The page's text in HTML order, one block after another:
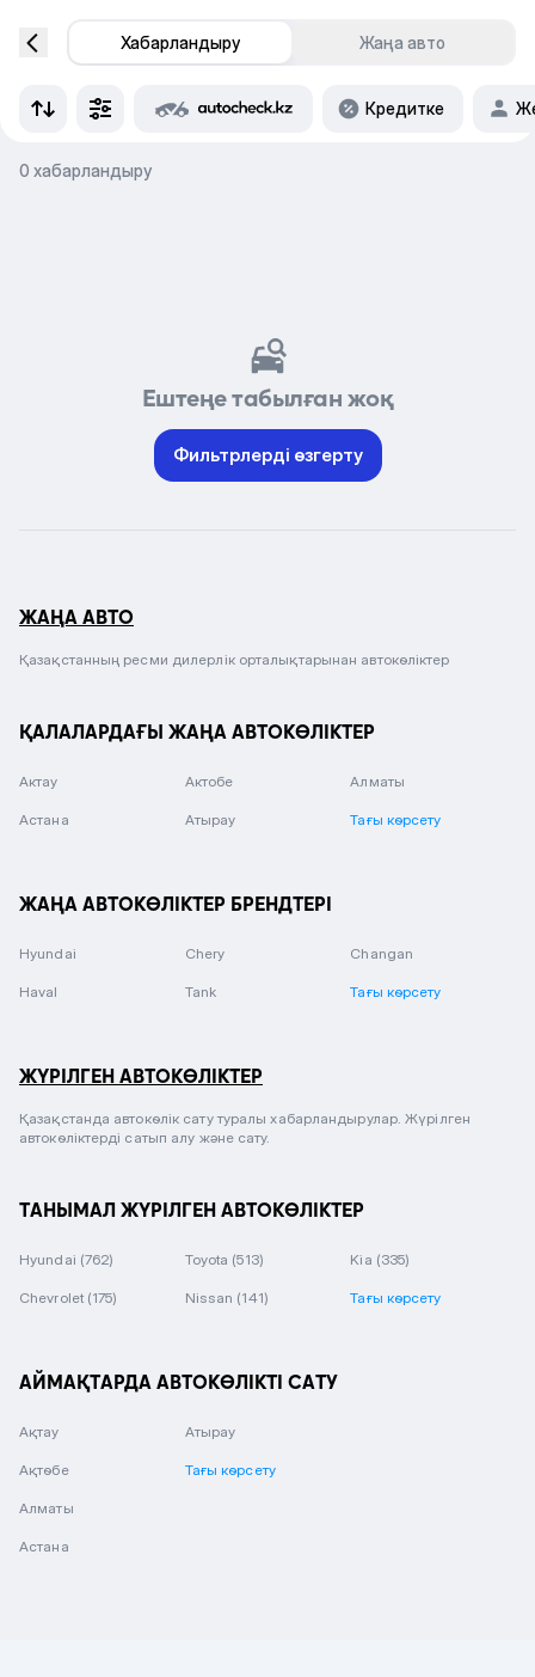
Хабарландыру Жаңа авто
Кредитке
0 хабарландыру
Ештеңе табылған жоқ
Фильтрлерді өзгерту
ЖАҢА АВТО
Қазақстанның ресми дилерлік орталықтарынан автокөліктер
ҚАЛАЛАРДАҒЫ ЖАҢА АВТОКӨЛІКТЕР
Актау Актобе Алматы
Астана Атырау Тағы көрсету
ЖАҢА АВТОКӨЛІКТЕР БРЕНДТЕРІ
Hyundai Chery Changan
Haval Tank Тағы көрсету
ЖҮРІЛГЕН АВТОКӨЛІКТЕР
Қазақстанда автокөлік сату туралы хабарландырулар. Жүрілген
автокөліктерді сатып алу және сату.
ТАНЫМАЛ ЖҮРІЛГЕН АВТОКӨЛІКТЕР
Hyundai (762) Toyota (513) Kia (335)
Chevrolet (175) Nissan (141) Тағы көрсету
АЙМАҚТАРДА АВТОКӨЛІКТІ САТУ
Ақтау
Ақтөбе
Алматы
Астана
Атырау
Тағы көрсету